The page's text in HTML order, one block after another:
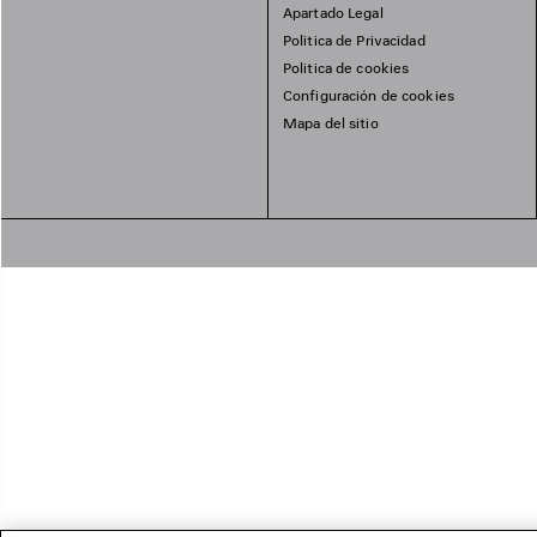
Apartado Legal
Politica de Privacidad
Politica de cookies
Configuración de cookies
Mapa del sitio